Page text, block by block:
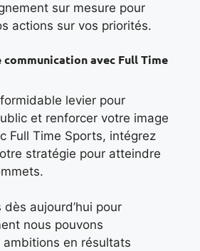
sur mesure pour
actions sur vos priorités.
avec Full Time
levier pour
et renforcer votre image
Full Time Sports, intégrez
stratégie pour atteindre
aujourd’hui pour
nous pouvons
en résultats